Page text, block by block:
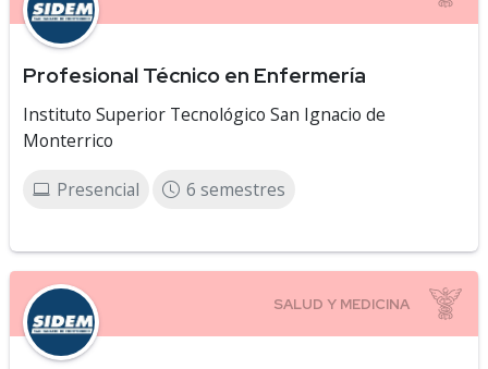
Profesional Técnico en Enfermería
Instituto Superior Tecnológico San Ignacio de
Monterrico
Presencial 6 semestres